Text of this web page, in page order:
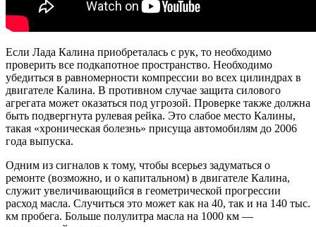
Если Лада Калина приобреталась с рук, то необходимо
проверить все подкапотное пространство. Необходимо
убедиться в равномерности компрессии во всех цилиндрах в
двигателе Калина. В противном случае защита силового
агрегата может оказаться под угрозой. Проверке также должна
быть подвергнута рулевая рейка. Это слабое место Калины,
такая «хроническая болезнь» присуща автомобилям до 2006
года выпуска.
Одним из сигналов к тому, чтобы всерьез задуматься о
ремонте (возможно, и о капитальном) в двигателе Калина,
служит увеличивающийся в геометрической прогрессии
расход масла. Случиться это может как на 40, так и на 140 тыс.
км пробега. Больше полулитра масла на 1000 км —